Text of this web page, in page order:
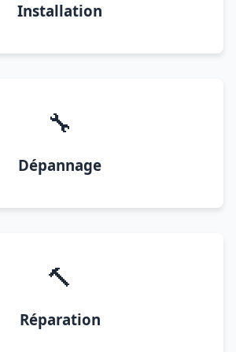
Installation
🔧
Dépannage
🔨
Réparation